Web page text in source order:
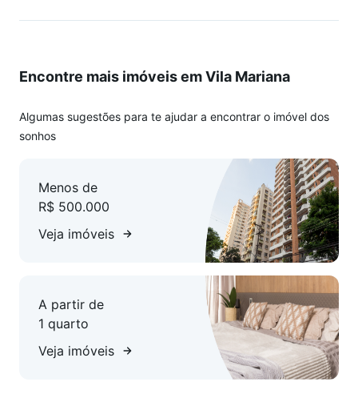
Encontre mais imóveis em Vila Mariana
Algumas sugestões para te ajudar a encontrar o imóvel dos
sonhos
Menos de
R$ 500.000
Veja imóveis
A partir de
1 quarto
Veja imóveis